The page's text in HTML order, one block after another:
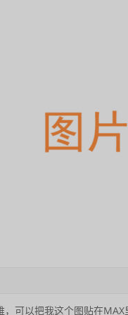
，可以把我这个图贴在